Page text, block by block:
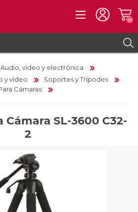
(0)
Audio, video y electrónica
y video
Soportes y Trípodes
Cámaras
SL-3600 C32-
2